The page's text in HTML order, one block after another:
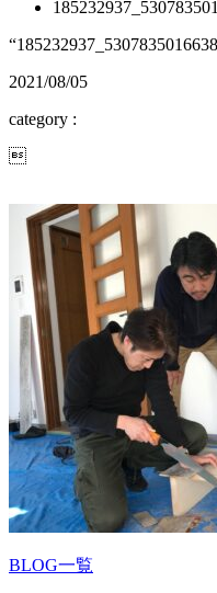
2021/08/05
category :

BLOG一覧